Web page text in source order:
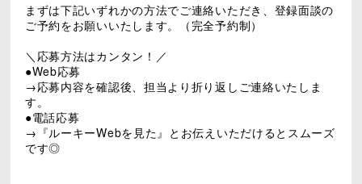
まずは下記いずれかの方法でご連絡いただき、登録面談の
ご予約をお願いいたします。（完全予約制）
＼応募方法はカンタン！／
●Web応募
→応募内容を確認後、担当より折り返しご連絡いたしま
す。
●電話応募
→『ルーキーWebを見た』とお伝えいただけるとスムーズ
です◎